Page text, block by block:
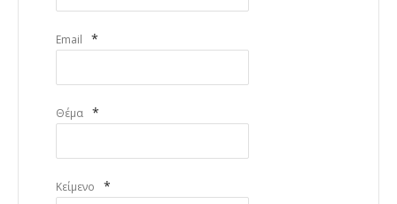
Email *
Θέμα *
Κείμενο *